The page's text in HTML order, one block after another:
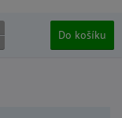
Do košíku